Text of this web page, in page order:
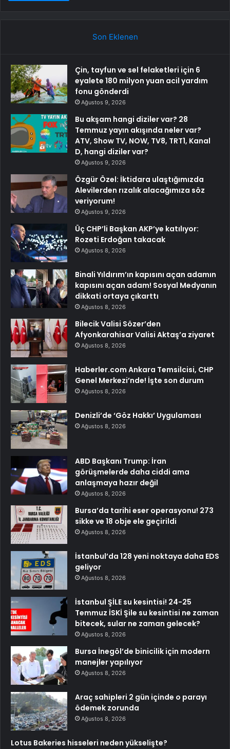
Son Eklenen
Çin, tayfun ve sel felaketleri için 6
eyalete 180 milyon yuan acil yardım
fonu gönderdi
Ağustos 9, 2026
Bu akşam hangi diziler var? 28
Temmuz yayın akışında neler var?
ATV, Show TV, NOW, TV8, TRT1, Kanal
D, hangi diziler var?
Ağustos 9, 2026
Özgür Özel: İktidara ulaştığımızda
Alevilerden rızalık alacağımıza söz
veriyorum!
Ağustos 9, 2026
Üç CHP’li Başkan AKP’ye katılıyor:
Rozeti Erdoğan takacak
Ağustos 8, 2026
Binali Yıldırım’ın kapısını açan adamın
kapısını açan adam! Sosyal Medyanın
dikkati ortaya çıkarttı
Ağustos 8, 2026
Bilecik Valisi Sözer’den
Afyonkarahisar Valisi Aktaş’a ziyaret
Ağustos 8, 2026
Haberler.com Ankara Temsilcisi, CHP
Genel Merkezi’nde! İşte son durum
Ağustos 8, 2026
Denizli’de ‘Göz Hakkı’ Uygulaması
Ağustos 8, 2026
ABD Başkanı Trump: İran
görüşmelerde daha ciddi ama
anlaşmaya hazır değil
Ağustos 8, 2026
Bursa’da tarihi eser operasyonu! 273
sikke ve 18 obje ele geçirildi
Ağustos 8, 2026
İstanbul’da 128 yeni noktaya daha EDS
geliyor
Ağustos 8, 2026
İstanbul ŞİLE su kesintisi! 24-25
Temmuz İSKİ Şile su kesintisi ne zaman
bitecek, sular ne zaman gelecek?
Ağustos 8, 2026
Bursa İnegöl’de binicilik için modern
manejler yapılıyor
Ağustos 8, 2026
Araç sahipleri 2 gün içinde o parayı
ödemek zorunda
Ağustos 8, 2026
Lotus Bakeries hisseleri neden yükselişte?